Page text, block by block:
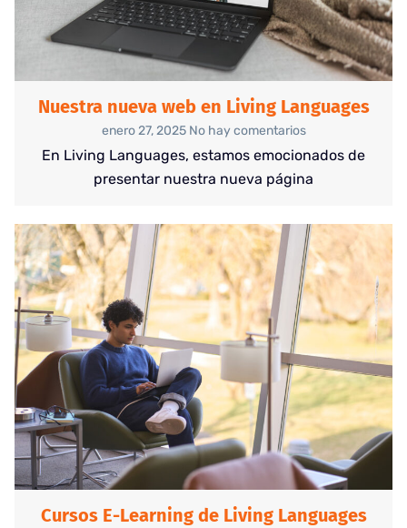
Nuestra nueva web en Living Languages
enero 27, 2025 No hay comentarios
En Living Languages, estamos emocionados de
presentar nuestra nueva página
Cursos E-Learning de Living Languages